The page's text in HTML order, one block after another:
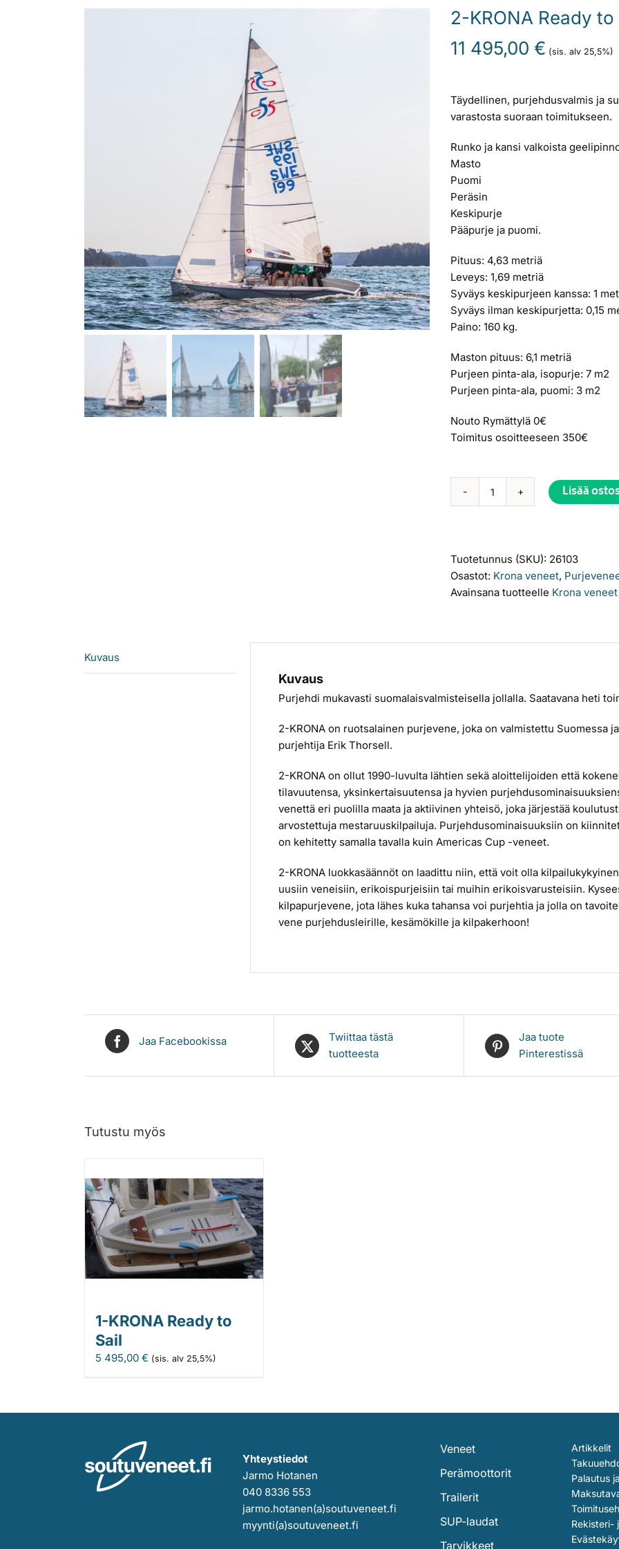
2-KRONA Ready to
11 495,00 € (sis. alv 25,5%)
Täydellinen, purjehdusvalmis ja
varastosta suoraan toimitukseen.
Runko ja kansi valkoista
Masto
Puomi
Peräsin
Keskipurje
Pääpurje ja puomi.
Pituus: 4,63 metriä
Leveys: 1,69 metriä
Syväys keskipurjeen kanssa: 1
Syväys ilman keskipurjetta: 0,15
Paino: 160 kg.
Maston pituus: 6,1 metriä
Purjeen pinta-ala, isopurje: 7 m2
Purjeen pinta-ala, puomi: 3 m2
Nouto Rymättylä 0€
Toimitus osoitteeseen 350€
2-
Sail
määrä
Lisää
Alternative:
Tuotetunnus (SKU): 26103
Osastot: Krona veneet,
Avainsana tuotteelle Krona veneet
Kuvaus
Kuvaus
Purjehdi mukavasti suomalaisvalmisteisella jollalla. Saatavana heti
2-KRONA on ruotsalainen purjevene, joka on valmistettu Suomessa
purjehtija Erik Thorsell.
2-KRONA on ollut 1990-luvulta lähtien sekä aloittelijoiden että
tilavuutensa, yksinkertaisuutensa ja hyvien
venettä eri puolilla maata ja aktiivinen yhteisö, joka järjestää
arvostettuja mestaruuskilpailuja. Purjehdusominaisuuksiin on
on kehitetty samalla tavalla kuin Americas Cup -veneet.
2-KRONA luokkasäännöt on laadittu niin, että voit olla
uusiin veneisiin, erikoispurjeisiin tai muihin erikoisvarusteisiin.
kilpapurjevene, jota lähes kuka tahansa voi purjehtia ja jolla on
vene purjehdusleirille, kesämökille ja kilpakerhoon!
Jaa Facebookissa
Twiittaa tästä
tuotteesta
Jaa tuote
Pinterestissä
Tutustu myös
1-KRONA Ready to
Sail
5 495,00 € (sis. alv 25,5%)
Yhteystiedot
Jarmo Hotanen
040 8336 553
jarmo.hotanen(a)soutuveneet.fi
myynti(a)soutuveneet.fi
Veneet
Perämoottorit
Trailerit
SUP-laudat
Tarvikkeet
Artikkelit
Palautus
Rekisteri-